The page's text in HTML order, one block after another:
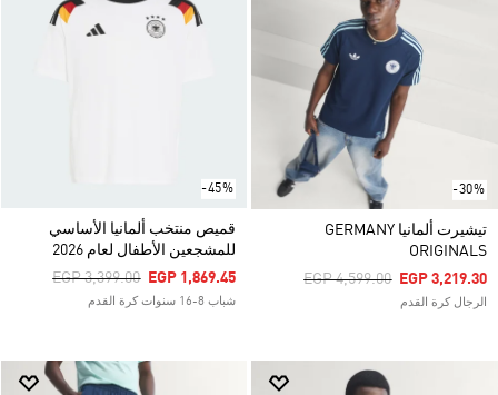
-30%
تيشيرت ألمانيا GERMANY
ORIGINALS
Price Reduced From
EGP 4,599.00ToEGP 3,219.30
الرجال كرة القدم
-45%
قميص منتخب ألمانيا الأساسي
للمشجعين الأطفال لعام 2026
Price Reduced From
EGP 3,399.00ToEGP 1,869.45
شباب 8-16 سنوات كرة القدم